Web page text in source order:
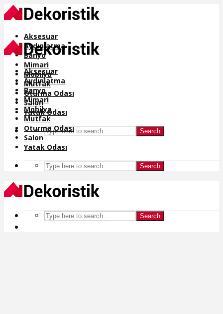
Aksesuar
Aydınlatma
Banyo
Mimari
Mobilya
Mutfak
Oturma Odası
Salon
Yatak Odası
Search
Aksesuar
Aydınlatma
Banyo
Mimari
Mobilya
Mutfak
Oturma Odası
Salon
Yatak Odası
Search
Search